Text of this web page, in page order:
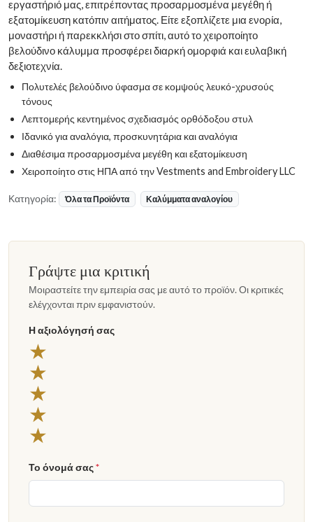
εργαστήριό μας, επιτρέποντας προσαρμοσμένα μεγέθη ή
εξατομίκευση κατόπιν αιτήματος. Είτε εξοπλίζετε μια ενορία,
μοναστήρι ή παρεκκλήσι στο σπίτι, αυτό το χειροποίητο
βελούδινο κάλυμμα προσφέρει διαρκή ομορφιά και ευλαβική
δεξιοτεχνία.
Πολυτελές βελούδινο ύφασμα σε κομψούς λευκό-χρυσούς
τόνους
Λεπτομερής κεντημένος σχεδιασμός ορθόδοξου στυλ
Ιδανικό για αναλόγια, προσκυνητάρια και αναλόγια
Διαθέσιμα προσαρμοσμένα μεγέθη και εξατομίκευση
Χειροποίητο στις ΗΠΑ από την Vestments and Embroidery LLC
Κατηγορία: Όλα τα Προϊόντα Καλύμματα αναλογίου
Γράψτε μια κριτική
Μοιραστείτε την εμπειρία σας με αυτό το προϊόν. Οι κριτικές
ελέγχονται πριν εμφανιστούν.
Η αξιολόγησή σας
★
★
★
★
★
Το όνομά σας*